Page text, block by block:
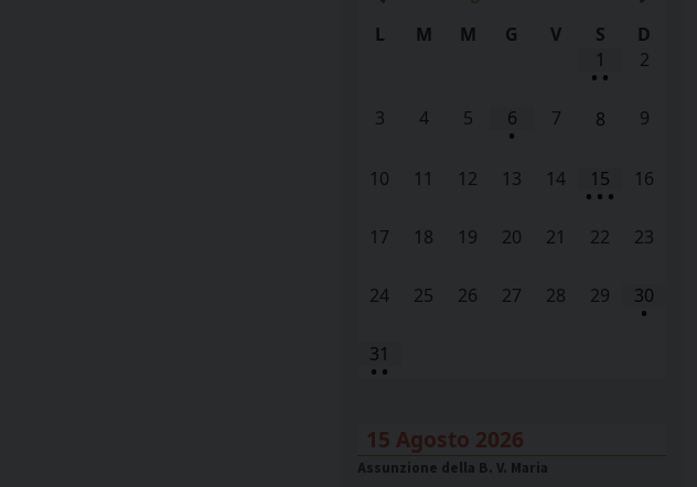
L
M M G V S
D
1
• •
2
3 4 5 6
•
7 8 9
10 11 12 13 14 15
• • •
16
17 18 19 20 21 22 23
24 25 26 27 28 29 30
•
31
• •
15 Agosto 2026
Assunzione della B. V. Maria